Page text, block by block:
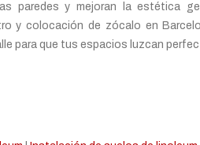
paredes y mejoran la estética
y colocación de zócalo en
para que tus espacios luzcan